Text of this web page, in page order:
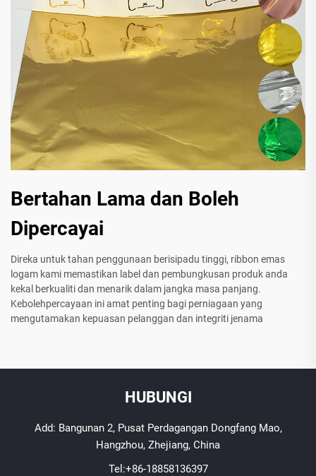
Bertahan Lama dan Boleh
Dipercayai
Direka untuk tahan penggunaan berisipadu tinggi, ribbon emas
logam kami memastikan label dan pembungkusan produk anda
kekal berkualiti dan menarik dalam jangka masa panjang.
Kebolehpercayaan ini amat penting bagi perniagaan yang
mengutamakan kepuasan pelanggan dan integriti jenama
HUBUNGI
Add: Bangunan 2, Pusat Perdagangan Dongfang Mao,
Hangzhou, Zhejiang, China
Tel:+86-18858136397